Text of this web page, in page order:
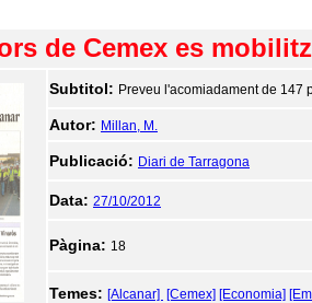
de Cemex es
Subtitol: Preveu l'acomiadament de 147
Autor: Millan, M.
Publicació: Diari de Tarragona
Data: 27/10/2012
Pàgina: 18
Temes: [Alcanar] [Cemex] [Economia]